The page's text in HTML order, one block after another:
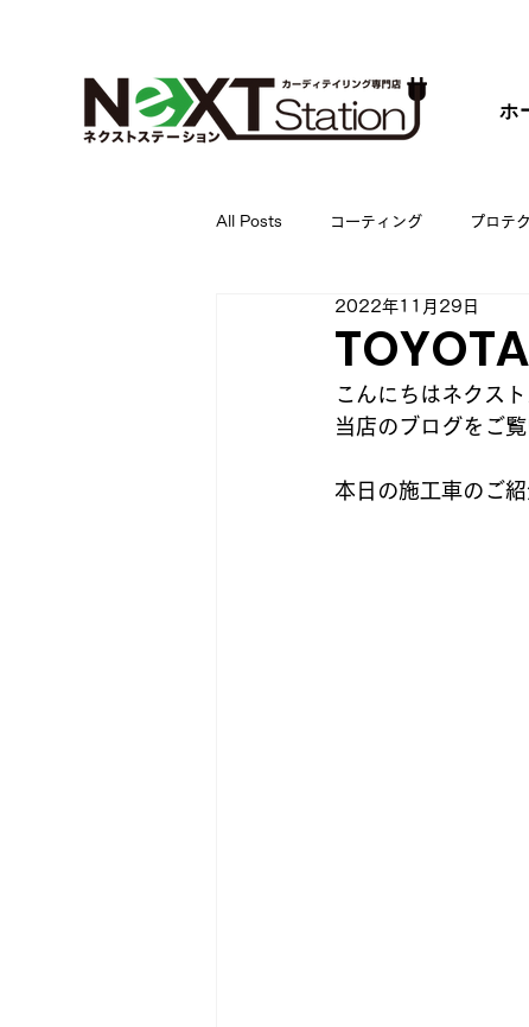
ホ
All Posts コーティング プロテ
2022年11月29日
こんにちはネクス
当店のブログをご
本日の施工車のご紹